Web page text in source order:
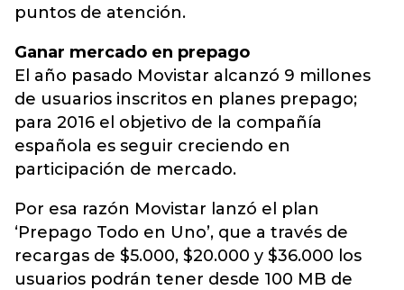
puntos de atención.
Ganar mercado en prepago
El año pasado Movistar alcanzó 9 millones
de usuarios inscritos en planes prepago;
para 2016 el objetivo de la compañía
española es seguir creciendo en
participación de mercado.
Por esa razón Movistar lanzó el plan
‘Prepago Todo en Uno’, que a través de
recargas de $5.000, $20.000 y $36.000 los
usuarios podrán tener desde 100 MB de